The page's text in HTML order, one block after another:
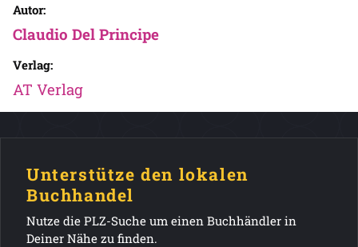
Autor:
Claudio Del Principe
Verlag:
AT Verlag
Unterstütze den lokalen
Buchhandel
Nutze die PLZ-Suche um einen Buchhändler in
Deiner Nähe zu finden.